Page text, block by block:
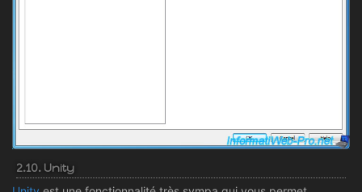
2.10. Unity